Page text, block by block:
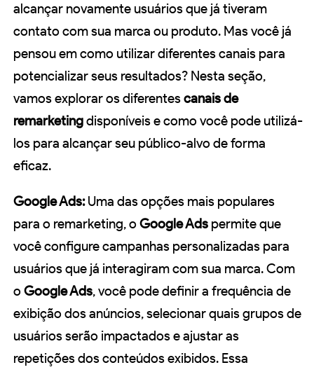
alcançar novamente usuários que já tiveram
contato com sua marca ou produto. Mas você já
pensou em como utilizar diferentes canais para
potencializar seus resultados? Nesta seção,
vamos explorar os diferentescanais de
remarketingdisponíveis e como você pode utilizá-
los para alcançar seu público-alvo de forma
eficaz.
Google Ads:Uma das opções mais populares
para o remarketing, o Google Ads permite que
você configure campanhas personalizadas para
usuários que já interagiram com sua marca. Com
o Google Ads, você pode definir a frequência de
exibição dos anúncios, selecionar quais grupos de
usuários serão impactados e ajustar as
repetições dos conteúdos exibidos. Essa